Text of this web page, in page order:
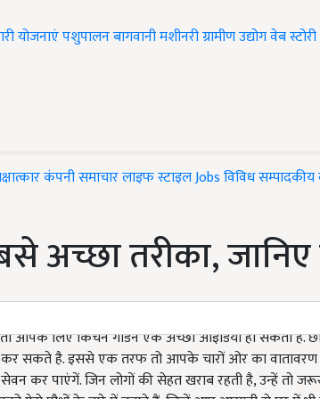
योजनाएंपशुपालनबागवानीमशीनरीग्रामीण उद्योगवेब स्टोरी
कंपनी समाचारलाइफ स्टाइलJobsविविधसम्पादकीय
अच्छा तरीका,
आपके लिए किचन गार्डन एक अच्छा आइडिया हो सकता है.
कर सकते है. इससे एक तरफ तो आपके चारों ओर का वातावरण
कर पाएंगें. जिन लोगों की सेहत खराब रहती है, उन्हें तो